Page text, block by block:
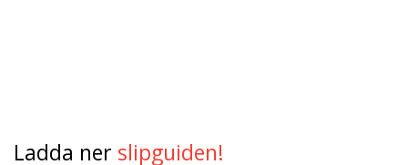
Ladda ner slipguiden!